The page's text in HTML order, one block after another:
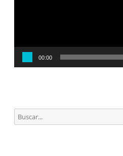
00:00
Buscar
por: